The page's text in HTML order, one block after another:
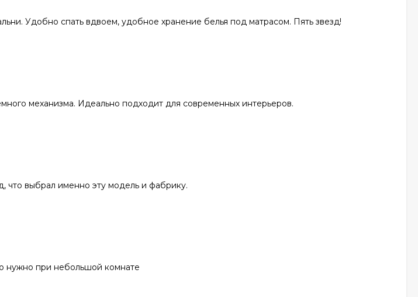
Удобно спать вдвоем, удобное хранение белья под матрасом. Пять звезд!
механизма. Идеально подходит для современных интерьеров.
что выбрал именно эту модель и фабрику.
нужно при небольшой комнате